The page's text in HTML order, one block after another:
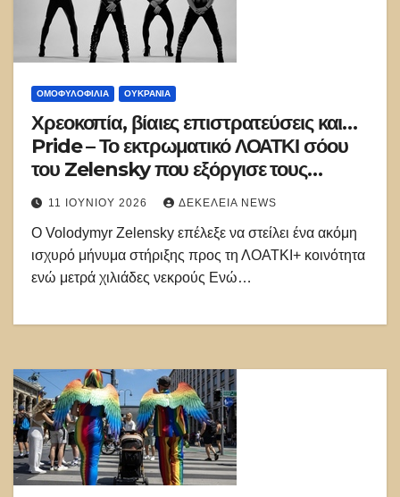
ΟΜΟΦΥΛΟΦΙΛΊΑ ΟΥΚΡΑΝΊΑ
Χρεοκοπία, βίαιες επιστρατεύσεις και…
Pride – Το εκτρωματικό ΛΟΑΤΚΙ σόου
του Zelensky που εξόργισε τους
Ουκρανούς
11 ΙΟΥΝΊΟΥ 2026 ΔΕΚΈΛΕΙΑ NEWS
Ο Volodymyr Zelensky επέλεξε να στείλει ένα ακόμη
ισχυρό μήνυμα στήριξης προς τη ΛΟΑΤΚΙ+ κοινότητα
ενώ μετρά χιλιάδες νεκρούς Ενώ…